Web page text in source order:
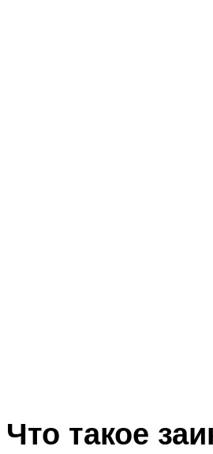
Что такое